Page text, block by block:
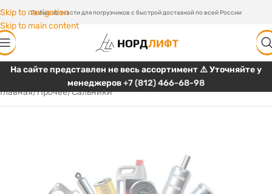
Skip to navigation
Skip to main content
Любые запчасти для погрузчиков с быстрой доставкой по всей России
На сайте представлен не весь ассортимент ⚠️ Уточняйте у
менеджеров+7 (812) 466-68-98
Главная/Прочее/Сальники